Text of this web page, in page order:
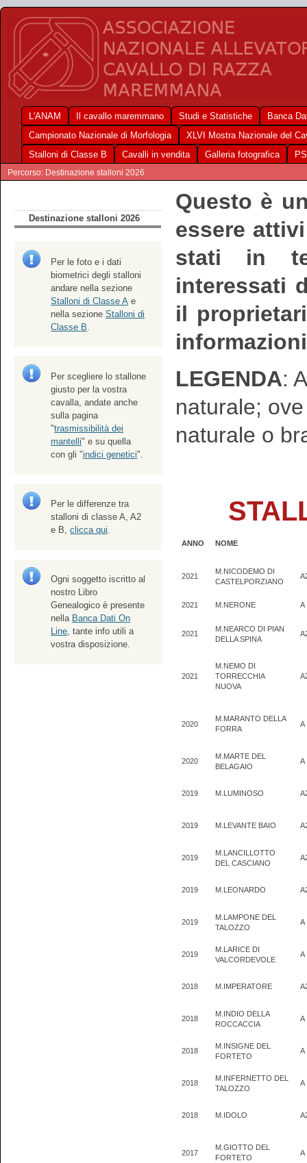
L'ANAM Il cavallo maremmano Studi e Statistiche
Banca
Campionato Nazionale di Morfologia
XLVI Mostra Nazionale del
Stalloni di Classe B
Cavalli in vendita Galleria fotografica
Percorso: Destinazione stalloni 2026
Destinazione stalloni 2026
Per le foto e i dati
biometrici degli stalloni
andare nella sezione
Stalloni di Classe A e
nella sezioneStalloni di
Classe B.
Per scegliere lo stallone
giusto per la vostra
cavalla, andate anche
sulla pagina
"trasmissibilità dei
mantelli" e su quella
con gli "indici genetici".
Per le differenze tra
stalloni di classe A, A2
e B,clicca qui.
Ogni soggetto iscritto al
nostro Libro
Genealogico è presente
nella Banca Dati On
Line, tante info utili a
vostra disposizione.
Questo è
essere
stati in
interessati
il
LEGENDA:
naturale;
naturale o
ANNO NOME
2021
M.NICODEMO DI
CASTELPORZIANO
2021 M.NERONE A
2021
M.NEARCO DI PIAN
DELLA SPINA
2021
M.NEMO DI
TORRECCHIA
NUOVA
2020
M.MARANTO DELLA
FORRA
A
2020
M.MARTE DEL
BELAGAIO
A
2019 M.LUMINOSO
2019 M.LEVANTE BAIO
2019
M.LANCILLOTTO
DEL CASCIANO
2019 M.LEONARDO
2019
M.LAMPONE DEL
TALOZZO
A
2019
M.LARICE DI
VALCORDEVOLE
A
2018 M.IMPERATORE
2018
M.INDIO DELLA
ROCCACCIA
A
2018
M.INSIGNE DEL
FORTETO
A
2018
M.INFERNETTO DEL
TALOZZO
A
2018 M.IDOLO
2017
M.GIOTTO DEL
FORTETO
A